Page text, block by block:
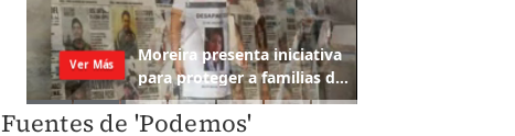
Fuentes de 'Podemos'